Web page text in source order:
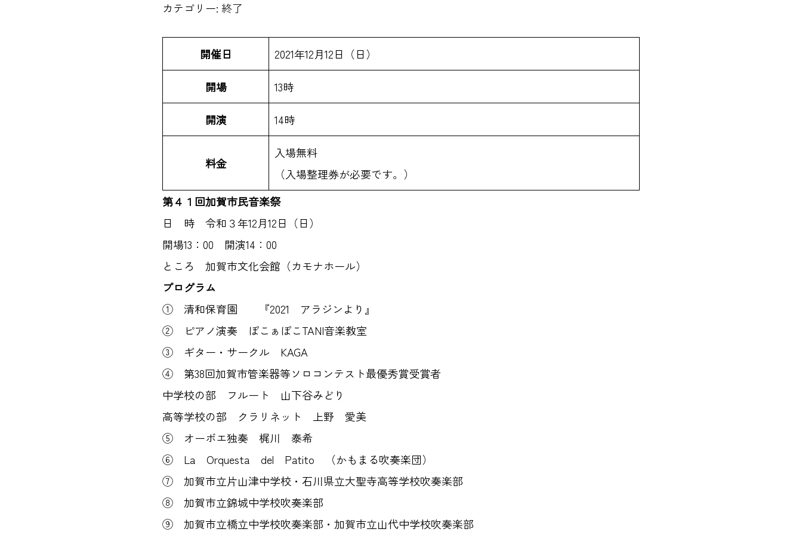
カテゴリー: 終了
開催日 2021年12月12日（日）
開場 13時
開演 14時
料金
入場無料
（入場整理券が必要です。）
第４１回加賀市民音楽祭
日 時 令和３年12月12日（日）
開場13：00 開演14：00
ところ 加賀市文化会館（カモナホール）
プログラム
① 清和保育園 『2021 アラジンより』
② ピアノ演奏 ぽこぁぽこTANI音楽教室
③ ギター・サークル KAGA
④ 第38回加賀市管楽器等ソロコンテスト最優秀賞受賞者
中学校の部 フルート 山下谷みどり
高等学校の部 クラリネット 上野 愛美
⑤ オーボエ独奏 梶川 泰希
⑥ La Orquesta del Patito （かもまる吹奏楽団）
⑦ 加賀市立片山津中学校・石川県立大聖寺高等学校吹奏楽部
⑧ 加賀市立錦城中学校吹奏楽部
⑨ 加賀市立橋立中学校吹奏楽部・加賀市立山代中学校吹奏楽部